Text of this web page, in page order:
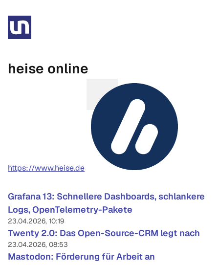
heise online
https://www.heise.de
Grafana 13: Schnellere Dashboards, schlankere
Logs, OpenTelemetry-Pakete
23.04.2026, 10:19
Twenty 2.0: Das Open-Source-CRM legt nach
23.04.2026, 08:53
Mastodon: Förderung für Arbeit an